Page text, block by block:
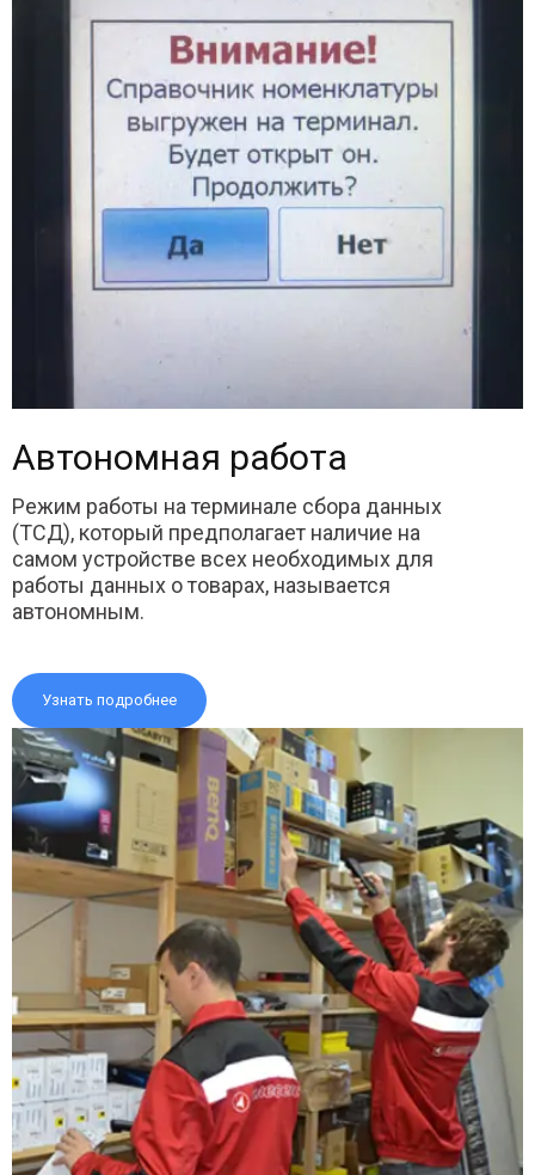
Автономная работа
Режим работы на терминале сбора данных
(ТСД), который предполагает наличие на
самом устройстве всех необходимых для
работы данных о товарах, называется
автономным.
Узнать подробнее